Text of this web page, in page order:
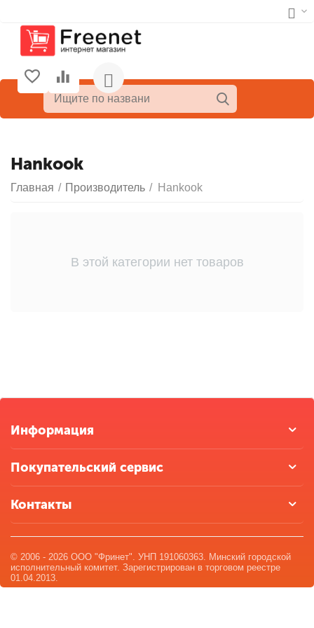
Hankook
Главная / Производитель / Hankook
В этой категории нет товаров
Информация
Покупательский сервис
Контакты
© 2006 - 2026 ООО "Фринет". УНП 191060363. Минский городской
исполнительный комитет. Зарегистрирован в торговом реестре
01.04.2013.